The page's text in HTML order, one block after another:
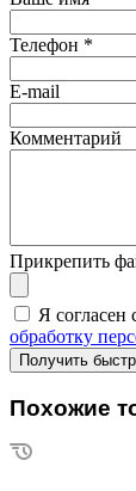
Телефон *
E-mail
Комментарий
Прикрепить
Я согласен
обработку
Похожие